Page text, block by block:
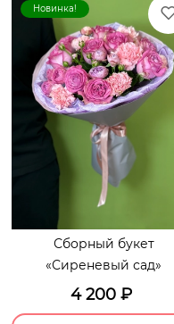
Новинка!
Сборный букет
«Сиреневый сад»
4 200 ₽